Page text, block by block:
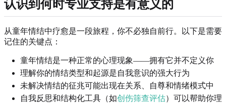
认识到何时专业支持是有意义的
从童年情结中疗愈是一段旅程，你不必独自前行。以下是需要
记住的关键点：
童年情结是一种正常的心理现象——拥有它并不定义你
理解你的情结类型和起源是自我意识的强大行为
未解决情结的征兆可能出现在关系、自尊和情绪模式中
自我反思和结构化工具（如创伤筛查评估）可以帮助你理